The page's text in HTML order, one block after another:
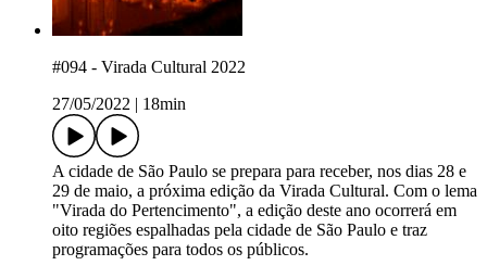
#094 - Virada Cultural 2022
27/05/2022
18min
A cidade de São Paulo se prepara para receber, nos dias 28 e
29 de maio, a próxima edição da Virada Cultural. Com o lema
"Virada do Pertencimento", a edição deste ano ocorrerá em
oito regiões espalhadas pela cidade de São Paulo e traz
programações para todos os públicos.